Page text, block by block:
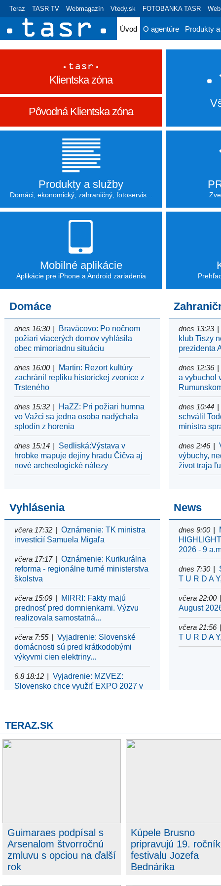
Teraz TASR TV Webmagazín Vtedy.sk FOTOBANKA TASR
Úvod O agentúre Produkty
Klientska zóna
Pôvodná Klientska zóna
Produkty a služby
Domáci, ekonomický, zahraničný, fotoservis...
Mobilné aplikácie
Aplikácie pre iPhone a Android zariadenia
Domáce
dnes 16:30
Braväcovo: Po nočnom
požiari viacerých domov vyhlásila
obec mimoriadnu situáciu
dnes 16:00
Martin: Rezort kultúry
zachránil repliku historickej zvonice z
Trsteného
dnes 15:32
HaZZ: Pri požiari humna
vo Važci sa jedna osoba nadýchala
splodín z horenia
dnes 15:14
Sedliská:Výstava v
hrobke mapuje dejiny hradu Čičva aj
nové archeologické nálezy
dnes 13:23
klub Tiszy
prezidenta
dnes 12:36
a vybuchol
dnes 10:44
schválil
ministra
dnes 2:46
výbuchy,
život traja
Vyhlásenia
včera 17:32
Oznámenie: TK ministra
investícií Samuela Migaľa
včera 17:17
Oznámenie: Kurikurálna
reforma - regionálne turné ministerstva
školstva
včera 15:09
MIRRI: Fakty majú
prednosť pred domnienkami. Výzvu
realizovala samostatná...
včera 7:55
Vyjadrenie: Slovenské
domácnosti sú pred krátkodobými
výkyvmi cien elektriny...
6.8 18:12
Vyjadrenie: MZVEZ:
Slovensko chce využiť EXPO 2027 v
práce, sociálnych vecí a rodiny SR
Erika Tomáša
5.8 10:36
Oznámenie: TK ministra
pôdohospodárstva a rozvoja vidieka
SR Richarda Takáča
5.8 9:49
Upozornenie: Zmena
termínu TK ministra spravodlivosti SR
News
dnes 9:00
2026 - 9
dnes 7:30
T U R D A
včera 22:00
August
včera 21:56
T U R D A
TERAZ.SK
Guimaraes podpísal s
Arsenalom štvorročnú
zmluvu s opciou na ďalší
rok
Kúpele Brusno
pripravujú 19. ročník
festivalu Jozefa
Bednárika